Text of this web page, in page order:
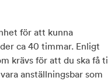
för att kunna
ca 40 timmar. Enligt
krävs för att du ska få
anställningsbar som